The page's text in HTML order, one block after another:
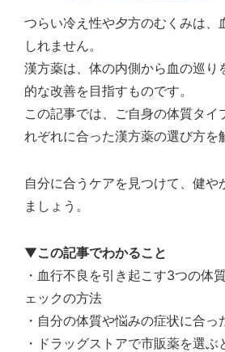
つらい冷え性や夕方のむくみは、
しれません。
漢方薬は、体の内側から血の巡り
的な改善を目指すものです。
この記事では、ご自身の体質タイ
れぞれに合った漢方薬の選び方を
自分に合うケアを見つけて、健や
ましょう。
▼この記事でわかること
・血行不良を引き起こす3つの体
ェックの方法
・自分の体質や悩みの症状に合
・ドラッグストアで市販薬を選ぶ